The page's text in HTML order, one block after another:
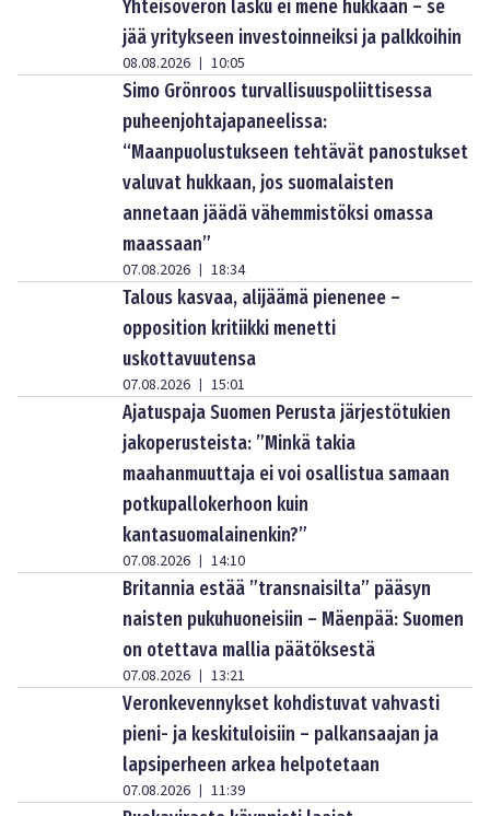
Yhteisöveron lasku ei mene hukkaan – se
jää yritykseen investoinneiksi ja palkkoihin
08.08.2026 | 10:05
Simo Grönroos turvallisuuspoliittisessa
puheenjohtajapaneelissa:
“Maanpuolustukseen tehtävät panostukset
valuvat hukkaan, jos suomalaisten
annetaan jäädä vähemmistöksi omassa
maassaan”
07.08.2026 | 18:34
Talous kasvaa, alijäämä pienenee –
opposition kritiikki menetti
uskottavuutensa
07.08.2026 | 15:01
Ajatuspaja Suomen Perusta järjestötukien
jakoperusteista: ”Minkä takia
maahanmuuttaja ei voi osallistua samaan
potkupallokerhoon kuin
kantasuomalainenkin?”
07.08.2026 | 14:10
Britannia estää ”transnaisilta” pääsyn
naisten pukuhuoneisiin – Mäenpää: Suomen
on otettava mallia päätöksestä
07.08.2026 | 13:21
Veronkevennykset kohdistuvat vahvasti
pieni- ja keskituloisiin – palkansaajan ja
lapsiperheen arkea helpotetaan
07.08.2026 | 11:39